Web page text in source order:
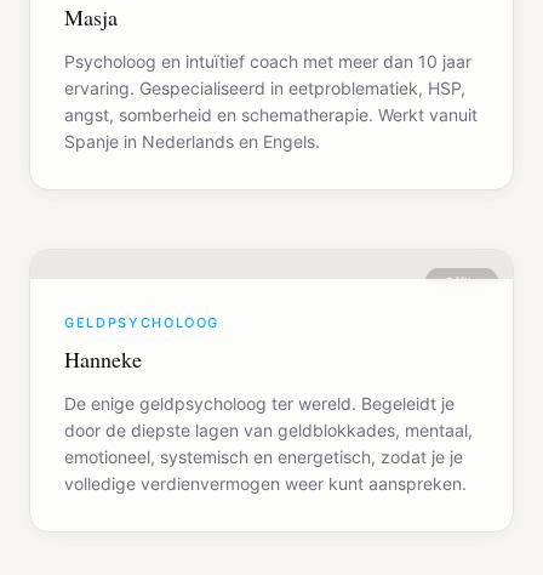
Masja
Psycholoog en intuïtief coach met meer dan 10 jaar
ervaring. Gespecialiseerd in eetproblematiek, HSP,
angst, somberheid en schematherapie. Werkt vanuit
Spanje in Nederlands en Engels.
Hanneke
De enige geldpsycholoog ter wereld. Begeleidt je
door de diepste lagen van geldblokkades, mentaal,
emotioneel, systemisch en energetisch, zodat je je
volledige verdienvermogen weer kunt aanspreken.